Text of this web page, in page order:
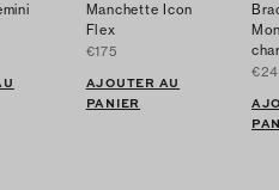
Manchette Icon
Flex
€175
AJOUTER AU
PANIER